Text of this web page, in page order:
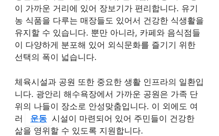
이 가까운 거리에 있어 장보기가 편리합니다. 유기
농 식품을 다루는 매장들도 있어서 건강한 식생활을
유지할 수 있습니다. 뿐만 아니라, 카페와 음식점들
이 다양하게 분포해 있어 외식문화를 즐기기 위한
선택의 폭이 넓습니다.
체육시설과 공원 또한 중요한 생활 인프라의 일환입
니다. 광안리 해수욕장에서 가까운 공원은 가족 단
위의 나들이 장소로 안성맞춤입니다. 이 외에도 여
러
운동 시설이 마련되어 있어 주민들이 건강한
삶을 영위할 수 있도록 지원합니다.